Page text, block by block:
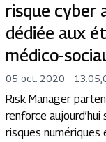
risque cyber
dédiée aux
médico-
05 oct. 2020 - 13:05
Risk Manager
renforce
risques numériques